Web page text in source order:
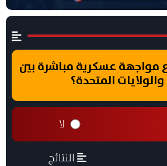
مواجهة عسكرية مباشرة بين
والولايات المتحدة؟
لا
النتائج